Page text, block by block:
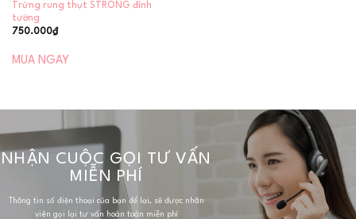
Trứng rung thụt STRONG đính
tường
750.000₫
MUA NGAY
NHẬN CUỘC GỌI TƯ VẤN
MIỄN PHÍ
Thông tin số điện thoại của bạn để lại, sẽ được nhân
viên gọi lại tư vấn hoàn toàn miễn phí